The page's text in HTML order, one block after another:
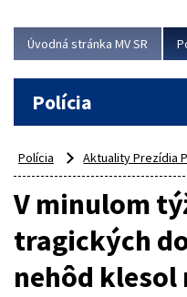
Úvodná stránka MV SR
Polícia
Polícia Aktuality Prezídia
V minulom
tragických
nehôd